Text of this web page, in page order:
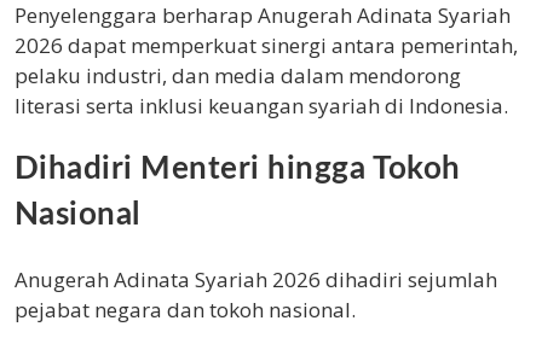
Penyelenggara berharap Anugerah Adinata Syariah
2026 dapat memperkuat sinergi antara pemerintah,
pelaku industri, dan media dalam mendorong
literasi serta inklusi keuangan syariah di Indonesia.
Dihadiri Menteri hingga Tokoh
Nasional
Anugerah Adinata Syariah 2026 dihadiri sejumlah
pejabat negara dan tokoh nasional.